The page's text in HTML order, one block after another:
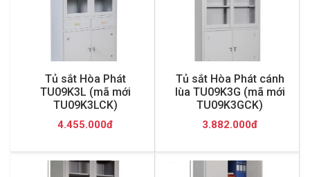
Tủ sắt Hòa Phát
TU09K3L (mã mới
TU09K3LCK)
4.455.000đ
Tủ sắt Hòa Phát cánh
lùa TU09K3G (mã mới
TU09K3GCK)
3.882.000đ